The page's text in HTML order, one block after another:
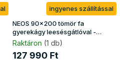
ingyenes szállítással
NEOS 90x200 tömör fa
gyerekágy leesésgátlóval -
natúr
Raktáron (1 db)
127 990 Ft